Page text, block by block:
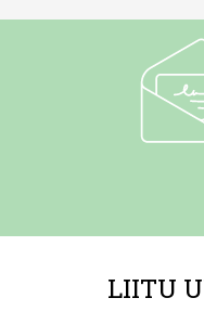
LIITU